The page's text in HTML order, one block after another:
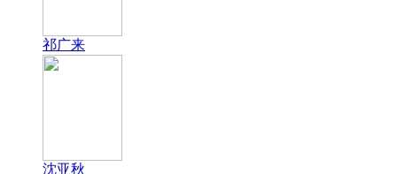
祁广来
沈亚秋